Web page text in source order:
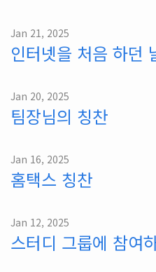
Jan 21, 2025
인터넷을 처음 하던
Jan 20, 2025
팀장님의 칭찬
Jan 16, 2025
홈택스 칭찬
Jan 12, 2025
스터디 그룹에 참여